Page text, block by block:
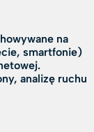
na
smartfonie)
analizę ruchu